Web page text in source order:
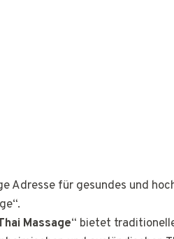
Adresse für gesundes und
Massage“ bietet